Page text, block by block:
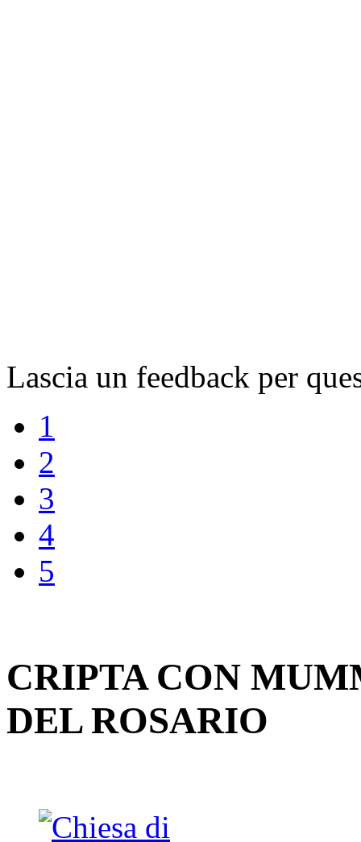
Lascia un feedback per
1
2
3
4
5
CRIPTA CON
DEL ROSARIO